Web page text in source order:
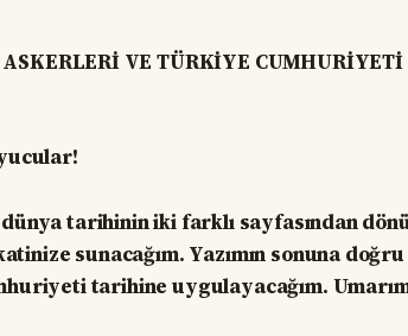
VE TÜRKİYE CUMHURİYETİ
tarihinin iki farklı sayfasından
sunacağım. Yazımın sonuna
tarihine uygulayacağım.